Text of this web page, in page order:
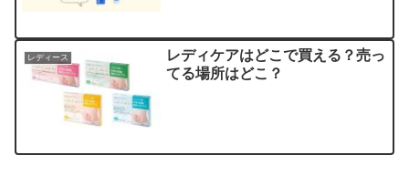
レディース
レディケアはどこで買える？売っ
てる場所はどこ？